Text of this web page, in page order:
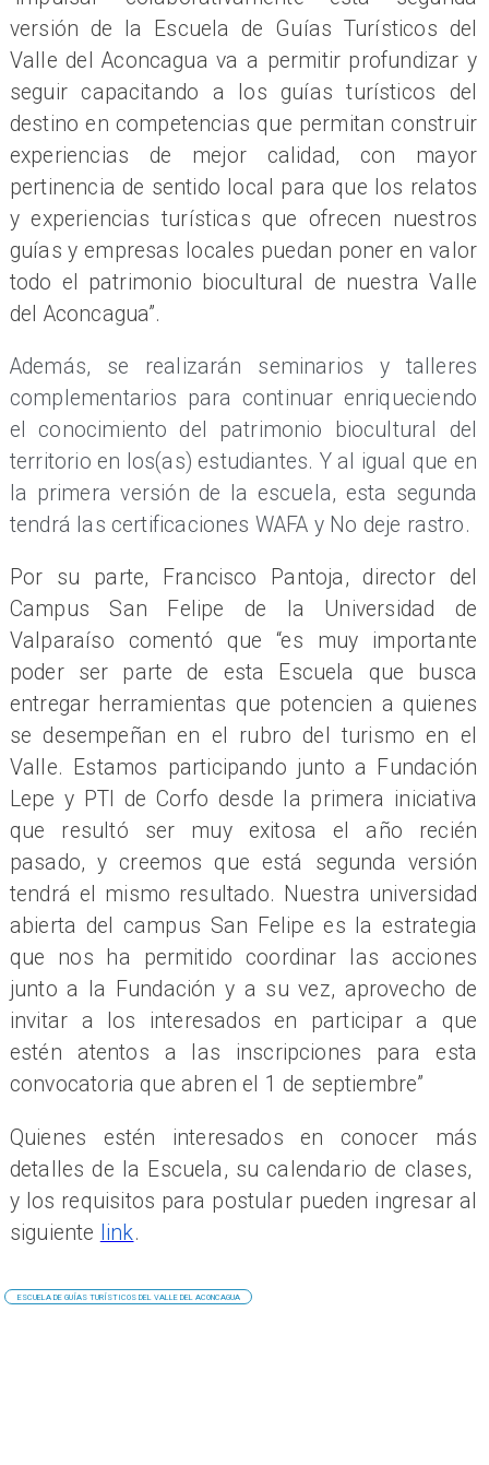
versión de la Escuela de Guías Turísticos del
Valle del Aconcagua va a permitir profundizar y
seguir capacitando a los guías turísticos del
destino en competencias que permitan construir
experiencias de mejor calidad, con mayor
pertinencia de sentido local para que los relatos
y experiencias turísticas que ofrecen nuestros
guías y empresas locales puedan poner en valor
todo el patrimonio biocultural de nuestra Valle
del Aconcagua”.
Además, se realizarán seminarios y talleres
complementarios para continuar enriqueciendo
el conocimiento del patrimonio biocultural del
territorio en los(as) estudiantes. Y al igual que en
la primera versión de la escuela, esta segunda
tendrá las certificaciones WAFA y No deje rastro.
Por su parte, Francisco Pantoja, director del
Campus San Felipe de la Universidad de
Valparaíso comentó que “es muy importante
poder ser parte de esta Escuela que busca
entregar herramientas que potencien a quienes
se desempeñan en el rubro del turismo en el
Valle. Estamos participando junto a Fundación
Lepe y PTI de Corfo desde la primera iniciativa
que resultó ser muy exitosa el año recién
pasado, y creemos que está segunda versión
tendrá el mismo resultado. Nuestra universidad
abierta del campus San Felipe es la estrategia
que nos ha permitido coordinar las acciones
junto a la Fundación y a su vez, aprovecho de
invitar a los interesados en participar a que
estén atentos a las inscripciones para esta
convocatoria que abren el 1 de septiembre”
Quienes estén interesados en conocer más
detalles de la Escuela, su calendario de clases,
y los requisitos para postular pueden ingresar al
siguiente link.
ESCUELA DE GUÍAS TURÍSTICOS DEL VALLE DEL ACONCAGUA